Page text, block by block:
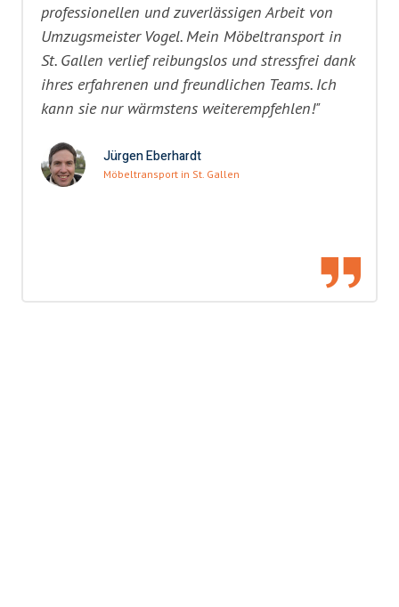
professionellen und zuverlässigen Arbeit von
Umzugsmeister Vogel. Mein Möbeltransport in
St. Gallen verlief reibungslos und stressfrei dank
ihres erfahrenen und freundlichen Teams. Ich
kann sie nur wärmstens weiterempfehlen!"
Jürgen Eberhardt
Möbeltransport in St. Gallen